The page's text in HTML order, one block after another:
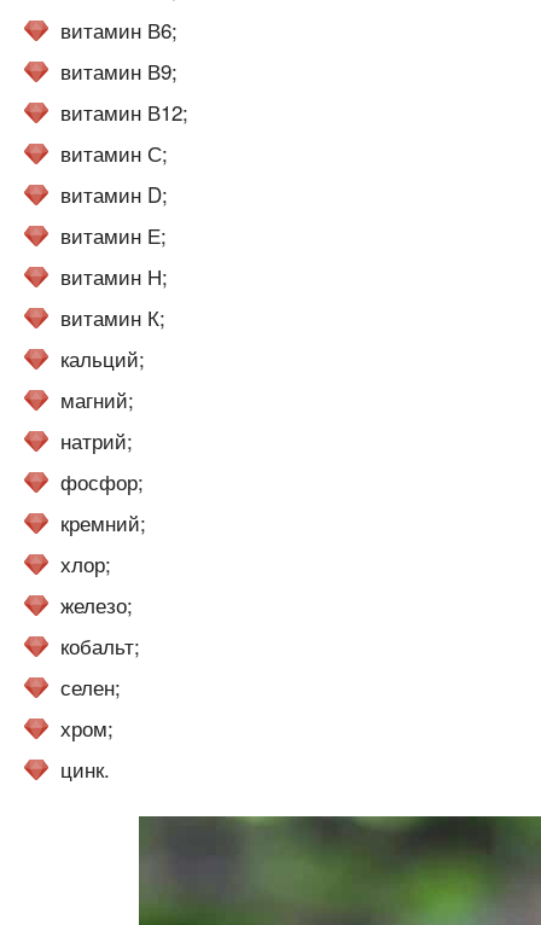
витамин В6;
витамин В9;
витамин В12;
витамин С;
витамин D;
витамин Е;
витамин Н;
витамин К;
кальций;
магний;
натрий;
фосфор;
кремний;
хлор;
железо;
кобальт;
селен;
хром;
цинк.